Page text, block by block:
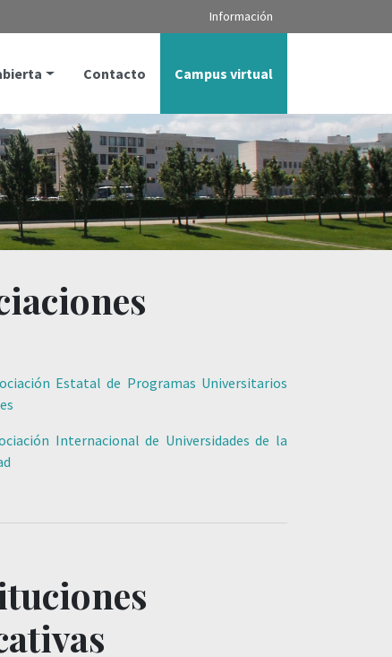
Información
Contacto Campus virtual
Estatal de Programas Universitarios
Internacional de Universidades de la